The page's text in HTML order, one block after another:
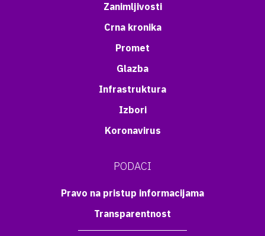
Zanimljivosti
Crna kronika
Promet
Glazba
Infrastruktura
Izbori
Koronavirus
PODACI
Pravo na pristup informacijama
Transparentnost